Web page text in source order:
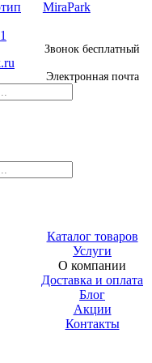
Звонок
бесплатный
8 495 011 11 21
Электронная
Время работы
Москва, ул.
Новослободская
д. 57/65, помещ.
MiraPark
Звонок бесплатный
Электронная почта
Каталог товаров
Услуги
О компании
Доставка и оплата
Блог
Акции
Контакты